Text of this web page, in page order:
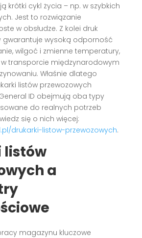
krótki cykl życia – np. w szybkich
Jest to rozwiązanie
w obsłudze. Z kolei druk
gwarantuje wysoką odporność
wilgoć i zmienne temperatury,
transporcie międzynarodowym
Właśnie dlatego
listów przewozowych
ID obejmują oba typy
do realnych potrzeb
się o nich więcej:
drukarki-listow-przewozowych.
listów
a
magazynu kluczowe